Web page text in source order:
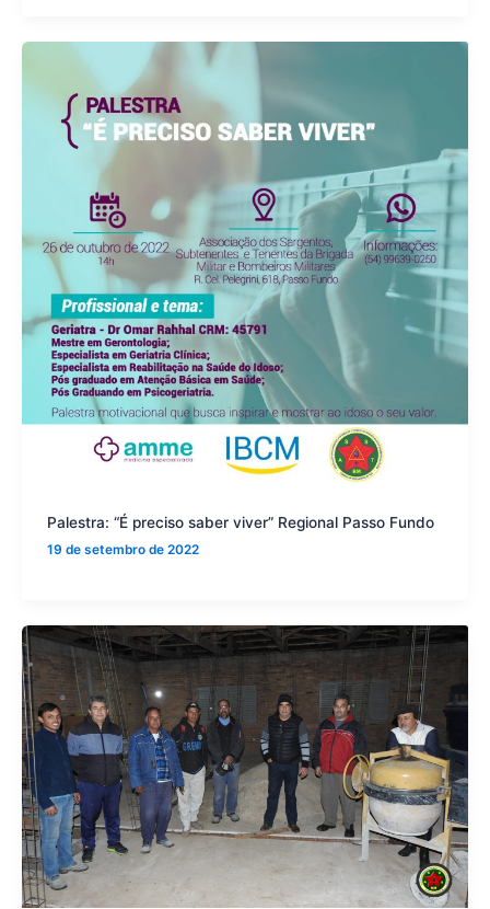
Palestra: “É preciso saber viver” Regional Passo Fundo
19 de setembro de 2022